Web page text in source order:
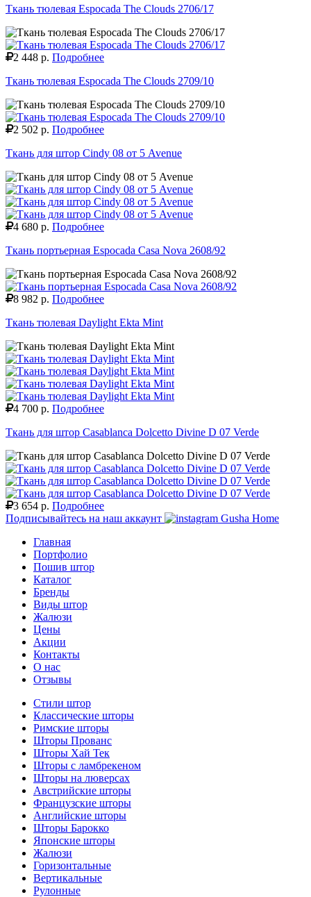
Ткань тюлевая Espocada The Clouds 2706/17
2 448 р. Подробнее
Ткань тюлевая Espocada The Clouds 2709/10
2 502 р. Подробнее
Ткань для штор Cindy 08 от 5 Avenue
4 680 р. Подробнее
Ткань портьерная Espocada Casa Nova 2608/92
8 982 р. Подробнее
Ткань тюлевая Daylight Ekta Mint
4 700 р. Подробнее
Ткань для штор Casablanca Dolcetto Divine D 07 Verde
3 654 р. Подробнее
Подписывайтесь на наш аккаунт
Gusha Home
Главная
Портфолио
Пошив штор
Каталог
Бренды
Виды штор
Жалюзи
Цены
Акции
Контакты
О нас
Отзывы
Стили штор
Классические шторы
Римские шторы
Шторы Прованс
Шторы Хай Тек
Шторы с ламбрекеном
Шторы на люверсах
Австрийские шторы
Французские шторы
Английские шторы
Шторы Барокко
Японские шторы
Жалюзи
Горизонтальные
Вертикальные
Рулонные